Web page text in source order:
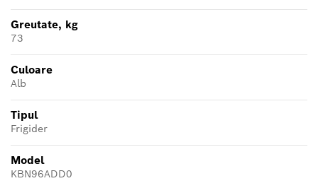
Greutate, kg
73
Culoare
Alb
Tipul
Frigider
Model
KBN96ADD0